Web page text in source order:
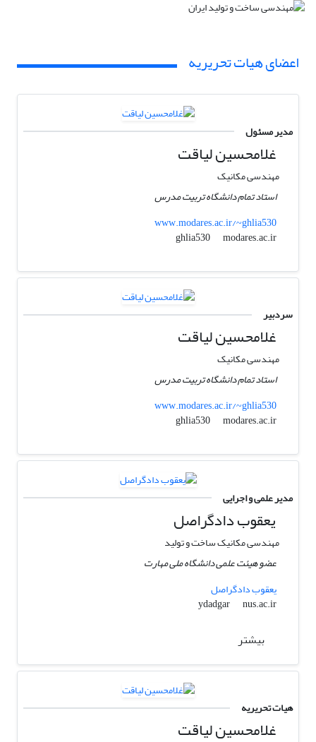
اعضای هیات تحریریه
مدیر مسئول
غلامحسین لیاقت
مهندسی مکانیک
استاد تمام دانشگاه تربیت مدرس
www.modares.ac.ir/~ghlia530
ghlia530
modares.ac.ir
سردبیر
غلامحسین لیاقت
مهندسی مکانیک
استاد تمام دانشگاه تربیت مدرس
www.modares.ac.ir/~ghlia530
ghlia530
modares.ac.ir
مدیر علمی و اجرایی
یعقوب دادگراصل
مهندسی مکانیک ساخت و تولید
عضو هیئت علمی دانشگاه ملی مهارت
یعقوب دادگراصل
ydadgar
nus.ac.ir
بیشتر
هیات تحریریه
غلامحسین لیاقت